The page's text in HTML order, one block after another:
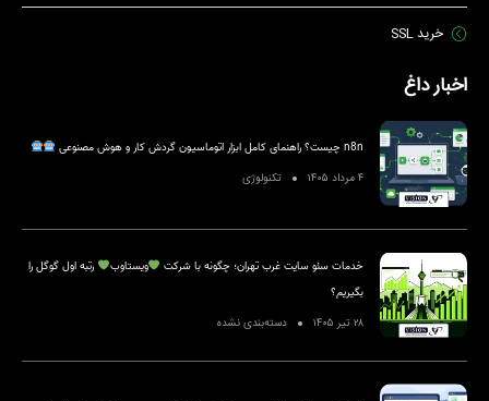
خرید SSL
اخبار داغ
n8n چیست؟ راهنمای کامل ابزار اتوماسیون گردش کار و هوش مصنوعی
۴ مرداد ۱۴۰۵
تکنولوژی
خدمات سئو سایت غرب تهران؛ چگونه با شرکت ویستاوب
رتبه اول گوگل را
بگیریم؟
۲۸ تیر ۱۴۰۵
دسته‌بندی نشده